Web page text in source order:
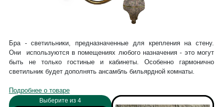
Выберите из 4
Бра - светильники, предназначенные для крепления на стену.
Они используются в помещениях любого назначения - это могут
быть не только гостиные и кабинеты. Особенно гармонично
светильник будет дополнять ансамбль бильярдной комнаты.
Подробнее о товаре